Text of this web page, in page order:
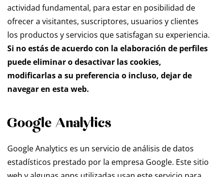
actividad fundamental, para estar en posibilidad de
ofrecer a visitantes, suscriptores, usuarios y clientes
los productos y servicios que satisfagan su experiencia.
Si no estás de acuerdo con la elaboración de perfiles
puede eliminar o desactivar las cookies,
modificarlas a su preferencia o incluso, dejar de
navegar en esta web.
Google Analytics
Google Analytics es un servicio de análisis de datos
estadísticos prestado por la empresa Google. Este sitio